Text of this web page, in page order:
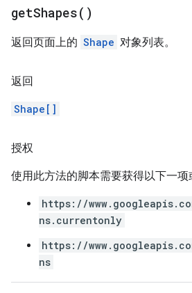
getShapes( )
返回页面上的 Shape 对象列表。
返回
Shape[]
授权
使用此方法的脚本需要获得以下一项
https://
ns.currentonly
https://
ns